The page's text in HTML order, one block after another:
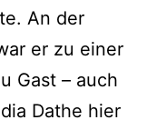
An der
er zu einer
Gast – auch
Dathe hier